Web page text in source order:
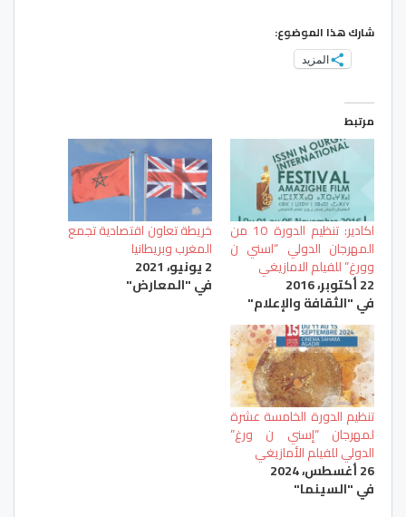
شارك هذا الموضوع:
المزيد
مرتبط
اكادير: تنظيم الدورة 10 من
المهرجان الدولي “اسني ن
وورغ” للفيلم الامازيغي
22 أكتوبر، 2016
في "الثقافة والإعلام"
خريطة تعاون اقتصادية تجمع
المغرب وبريطانيا
2 يونيو، 2021
في "المعارض"
تنظيم الدورة الخامسة عشرة
لمهرجان “إسني ن ورغ”
الدولي للفيلم الأمازيغي
26 أغسطس، 2024
في "السينما"